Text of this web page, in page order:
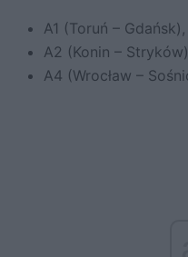
A1 (Toruń – Gdańsk),
A2 (Konin –
A4 (Wrocław –